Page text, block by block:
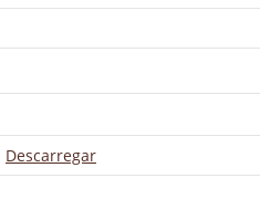
Descarregar